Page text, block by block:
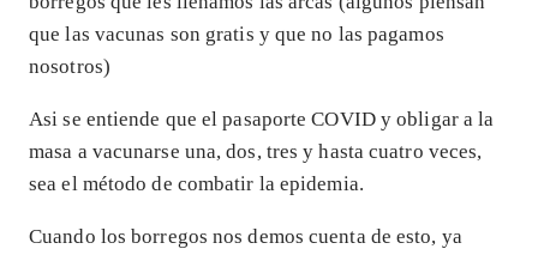
que las vacunas son gratis y que no las pagamos
nosotros)
Asi se entiende que el pasaporte COVID y obligar a la
masa a vacunarse una, dos, tres y hasta cuatro veces,
sea el método de combatir la epidemia.
Cuando los borregos nos demos cuenta de esto, ya